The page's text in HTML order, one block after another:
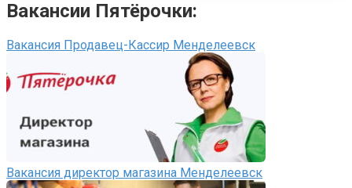
Вакансии Пятёрочки:
Вакансия Продавец-Кассир Менделеевск
Вакансия директор магазина Менделеевск